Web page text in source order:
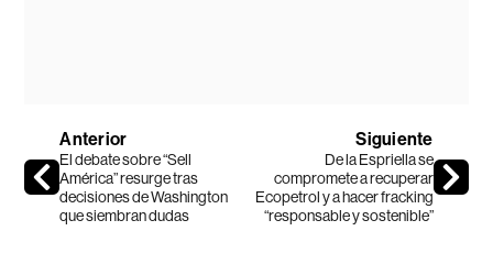
Anterior
El debate sobre “Sell
América” resurge tras
decisiones de Washington
que siembran dudas
Siguiente
De la Espriella se
compromete a recuperar
Ecopetrol y a hacer fracking
“responsable y sostenible”